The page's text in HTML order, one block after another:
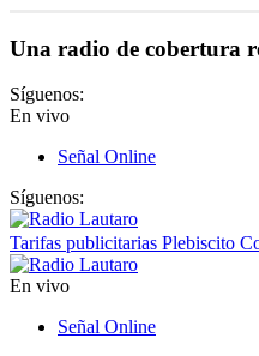
Una radio de cobertura
Síguenos:
En vivo
Señal Online
Síguenos:
Tarifas publicitarias Plebiscito
En vivo
Señal Online